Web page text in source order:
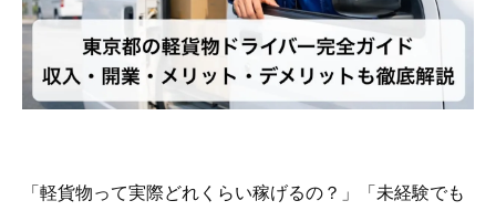
「軽貨物って実際どれくらい稼げるの？」「未経験でも